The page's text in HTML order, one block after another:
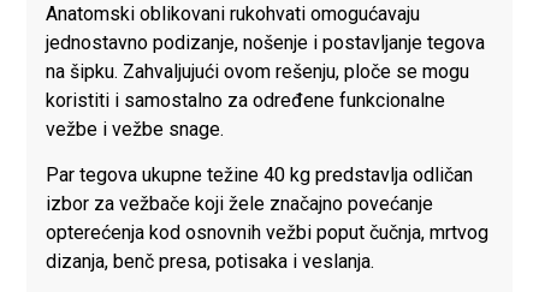
Anatomski oblikovani rukohvati omogućavaju
jednostavno podizanje, nošenje i postavljanje tegova
na šipku. Zahvaljujući ovom rešenju, ploče se mogu
koristiti i samostalno za određene funkcionalne
vežbe i vežbe snage.
Par tegova ukupne težine 40 kg predstavlja odličan
izbor za vežbače koji žele značajno povećanje
opterećenja kod osnovnih vežbi poput čučnja, mrtvog
dizanja, benč presa, potisaka i veslanja.